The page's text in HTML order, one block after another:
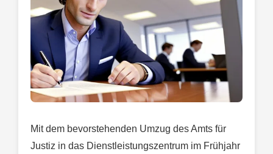
Mit dem bevorstehenden Umzug des Amts für
Justiz in das Dienstleistungszentrum im Frühjahr